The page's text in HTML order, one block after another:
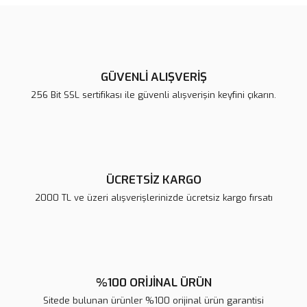
Ürün açıklamasında eksik bilgiler bulunuyor.
GÜVENLİ ALIŞVERİŞ
256 Bit SSL sertifikası ile güvenli alışverişin keyfini çıkarın.
ÜCRETSİZ KARGO
2000 TL ve üzeri alışverişlerinizde ücretsiz kargo fırsatı
%100 ORİJİNAL ÜRÜN
Sitede bulunan ürünler %100 orijinal ürün garantisi